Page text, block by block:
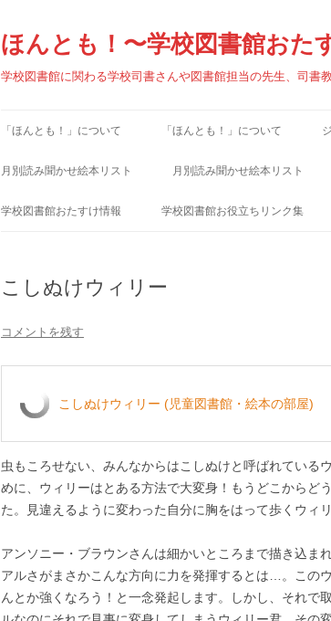
テ
ン
ツ
へ
ス
ほんとも！〜学校図書館おた
学校図書館に関わる学校司書さんや図書館担当の先生、司書
「ほんとも！」について 「ほんとも！」について
月別読み聞かせ絵本リスト
1月
3月
8月
9月
11月
月別読み聞かせ絵本リスト
1月
6月
8月
9月
11月
学校図書館おたすけ情報
学校図書館お役立ちファイル
学校図書館お役立ちリンク集
こしぬけウィリー
コメントを残す
こしぬけウィリー (児童図書館・絵本の部屋)
虫もころせない、みんなからはこしぬけと呼ばれている
めに、ウィリーはとある方法で大変身！もうどこからど
た。見違えるように変わった自分に胸をはって歩くウィ
アンソニー・ブラウンさんは細かいところまで描き込ま
アルさがまさかこんな方向に力を発揮するとは…。この
んとか強くなろう！と一念発起します。しかし、それで